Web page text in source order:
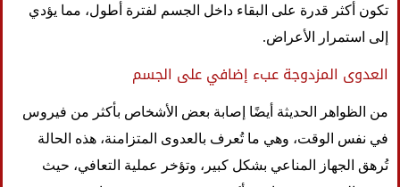
تكون أكثر قدرة على البقاء داخل الجسم لفترة أطول، مما يؤدي
إلى استمرار الأعراض.
العدوى المزدوجة عبء إضافي على الجسم
من الظواهر الحديثة أيضًا إصابة بعض الأشخاص بأكثر من فيروس
في نفس الوقت، وهي ما تُعرف بالعدوى المتزامنة، هذه الحالة
تُرهق الجهاز المناعي بشكل كبير، وتؤخر عملية التعافي، حيث